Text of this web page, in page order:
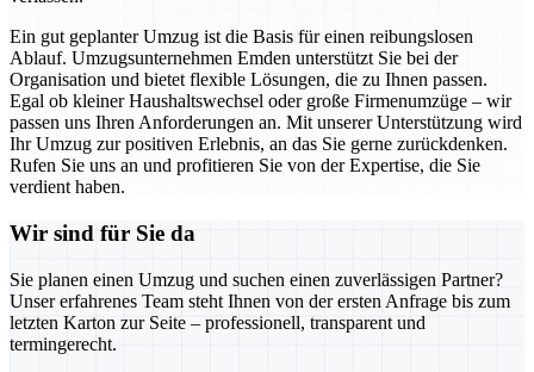
Ein gut geplanter Umzug ist die Basis für einen reibungslosen
Ablauf. Umzugsunternehmen Emden unterstützt Sie bei der
Organisation und bietet flexible Lösungen, die zu Ihnen passen.
Egal ob kleiner Haushaltswechsel oder große Firmenumzüge – wir
passen uns Ihren Anforderungen an. Mit unserer Unterstützung wird
Ihr Umzug zur positiven Erlebnis, an das Sie gerne zurückdenken.
Rufen Sie uns an und profitieren Sie von der Expertise, die Sie
verdient haben.
Wir sind für Sie da
Sie planen einen Umzug und suchen einen zuverlässigen Partner?
Unser erfahrenes Team steht Ihnen von der ersten Anfrage bis zum
letzten Karton zur Seite – professionell, transparent und
termingerecht.